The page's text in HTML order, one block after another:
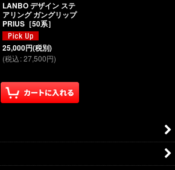
LANBO デザイン ステ
アリング ガングリップ
PRIUS［50系］
25,000円(税別)
(税込:27,500円)